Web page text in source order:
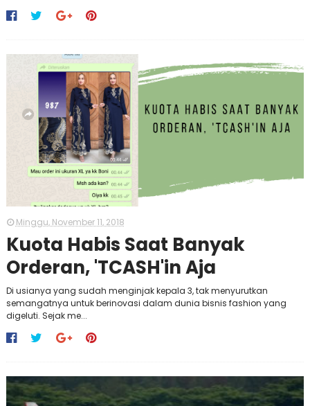
Minggu, November 11, 2018
Kuota Habis Saat Banyak
Orderan, 'TCASH'in Aja
Di usianya yang sudah menginjak kepala 3, tak menyurutkan
semangatnya untuk berinovasi dalam dunia bisnis fashion yang
digeluti. Sejak me...